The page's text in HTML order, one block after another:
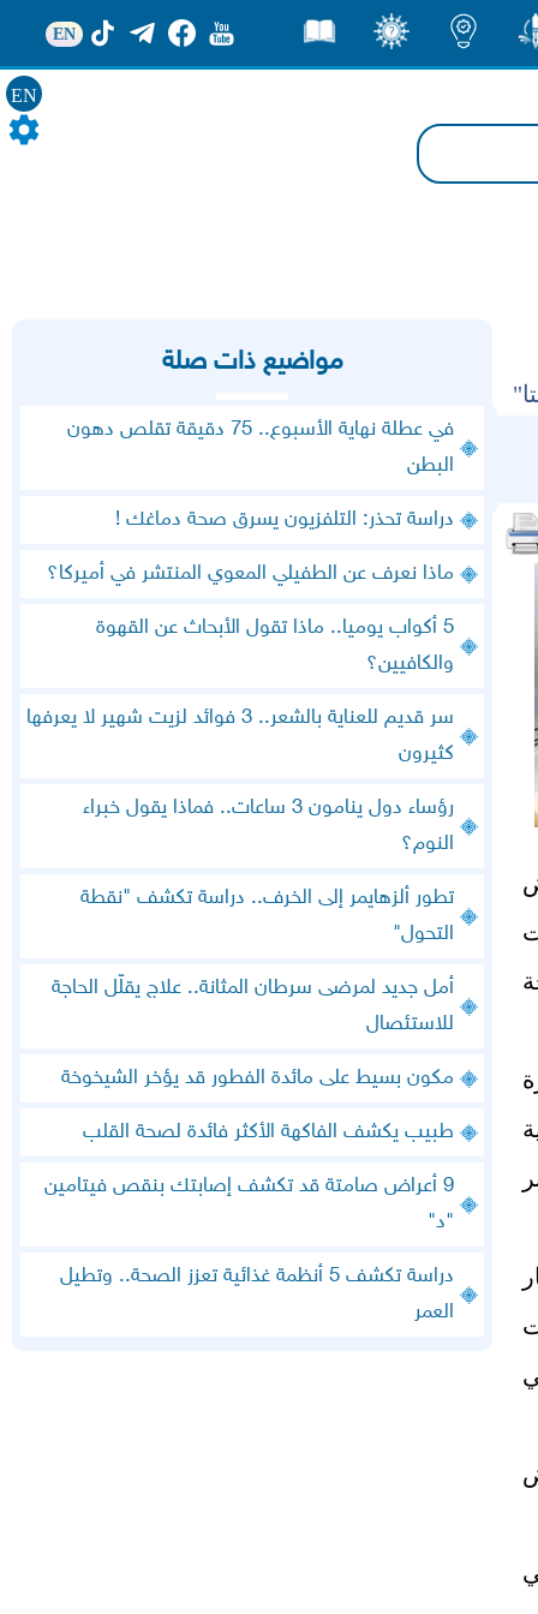
EN
EN
مواضيع ذات صلة
في عطلة نهاية الأسبوع.. 75 دقيقة تقلص دهون
البطن
دراسة تحذر: التلفزيون يسرق صحة دماغك !
ماذا نعرف عن الطفيلي المعوي المنتشر في أميركا؟
5 أكواب يوميا.. ماذا تقول الأبحاث عن القهوة
والكافيين؟
سر قديم للعناية بالشعر.. 3 فوائد لزيت شهير لا يعرفها
كثيرون
رؤساء دول ينامون 3 ساعات.. فماذا يقول خبراء
النوم؟
تطور ألزهايمر إلى الخرف.. دراسة تكشف "نقطة
التحول"
أمل جديد لمرضى سرطان المثانة.. علاج يقلّل الحاجة
للاستئصال
مكون بسيط على مائدة الفطور قد يؤخر الشيخوخة
طبيب يكشف الفاكهة الأكثر فائدة لصحة القلب
9 أعراض صامتة قد تكشف إصابتك بنقص فيتامين
"د"
دراسة تكشف 5 أنظمة غذائية تعزز الصحة.. وتطيل
العمر